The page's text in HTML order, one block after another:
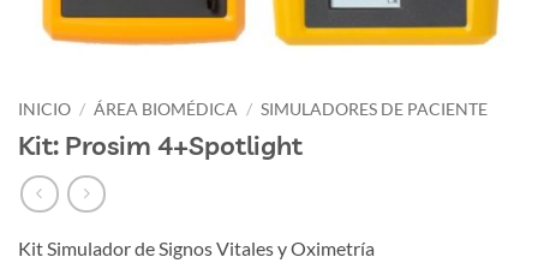
INICIO / ÁREA BIOMÉDICA / SIMULADORES DE PACIENTE
Kit: Prosim 4+Spotlight
Kit Simulador de Signos Vitales y Oximetría